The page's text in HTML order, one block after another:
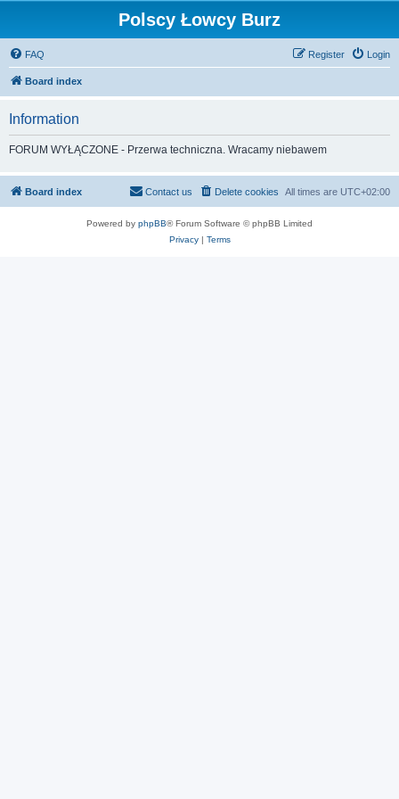
Polscy Łowcy Burz
FAQ Login
Register
Board index
Information
FORUM WYŁĄCZONE - Przerwa techniczna. Wracamy niebawem
Board index All times are UTC+02:00
Delete cookies
Contact us
Powered by phpBB® Forum Software © phpBB Limited
Privacy| Terms